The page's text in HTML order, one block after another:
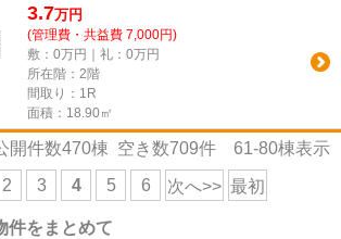
3.7万円
(管理費・共益費 7,000円)
敷：0万円｜礼：0万円
所在階：2階
間取り：1R
面積：18.90㎡
開件数470棟 空き数709件 61-80棟表示
2 3 4 5 6 次へ>> 最初
件をまとめて